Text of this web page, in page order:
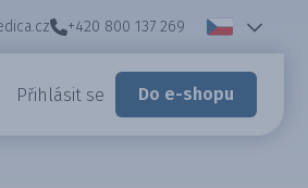
+420 800 137 269
Přihlásit se Do e-shopu